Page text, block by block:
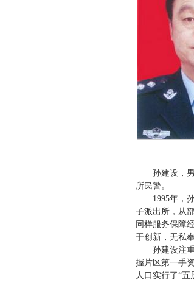
孙建设，
所民警。
1995年，
子派出所，从
同样服务保障
于创新，无私
孙建设注
握片区第一手
人口实行了“